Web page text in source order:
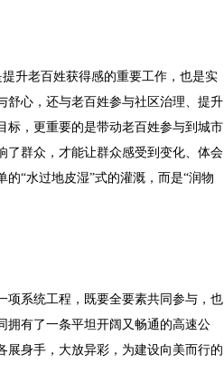
升老百姓获得感的重要工作，也是实
舒心，还与老百姓参与社区治理、提升
标，更重要的是带动老百姓参与到城市
了群众，才能让群众感受到变化、体会
“水过地皮湿”式的灌溉，而是“润物
项系统工程，既要全要素共同参与，也
拥有了一条平坦开阔又畅通的高速公
展身手，大放异彩，为建设向美而行的